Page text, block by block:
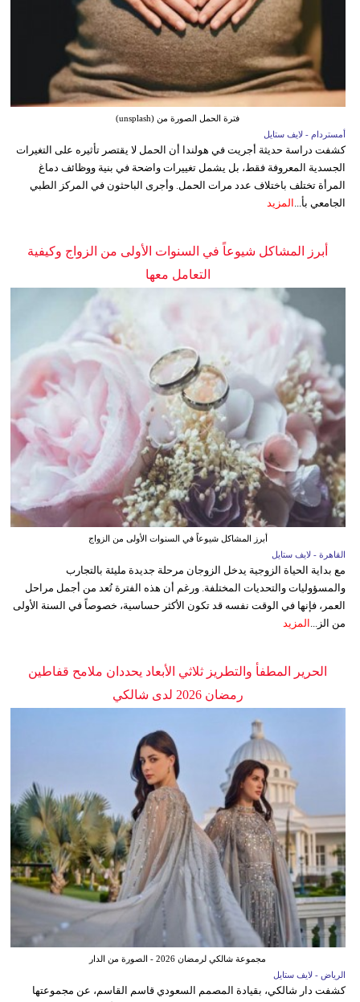
فترة الحمل الصورة من (unsplash)
أمستردام - لايف ستايل
كشفت دراسة حديثة أجريت في هولندا أن الحمل لا يقتصر تأثيره على التغيرات
الجسدية المعروفة فقط، بل يشمل تغييرات واضحة في بنية ووظائف دماغ
المرأة تختلف باختلاف عدد مرات الحمل. وأجرى الباحثون في المركز الطبي
الجامعي بأ... المزيد
أبرز المشاكل شيوعاً في السنوات الأولى من الزواج وكيفية
التعامل معها
أبرز المشاكل شيوعاً في السنوات الأولى من الزواج
القاهرة - لايف ستايل
مع بداية الحياة الزوجية يدخل الزوجان مرحلة جديدة مليئة بالتجارب
والمسؤوليات والتحديات المختلفة. ورغم أن هذه الفترة تُعد من أجمل مراحل
العمر، فإنها في الوقت نفسه قد تكون الأكثر حساسية، خصوصاً في السنة الأولى
من الز...
المزيد
الحرير المطفأ والتطريز ثلاثي الأبعاد يحددان ملامح قفاطين
رمضان 2026 لدى شالكي
مجموعة شالكي لرمضان 2026 - الصورة من الدار
الرياض - لايف ستايل
كشفت دار شالكي، بقيادة المصمم السعودي قاسم القاسم، عن مجموعتها